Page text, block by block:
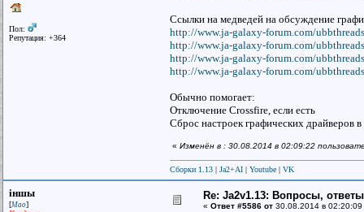
Пол:
Репутация: +364
Ссылки на медведей на обсуждение
http://www.ja-galaxy-forum.com/
http://www.ja-galaxy-forum.com/
http://www.ja-galaxy-forum.com/
http://www.ja-galaxy-forum.com/
Обычно помогает:
Отключение Crossfire, если есть
Сброс настроек графических драйверов
« Изменён в : 30.08.2014 в 02:09:22
Сборки 1.13 | Ja2+AI | Youtube | VK
iншы
[Мао]
Re: Ja2v1.13: Вопросы,
« Ответ #5586 от 30.08.2014 в 02:20:09